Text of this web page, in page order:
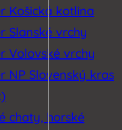
Košická kotlina
Slanské vrchy
Volovské vrchy
NP Slovenský kras
chaty, horské